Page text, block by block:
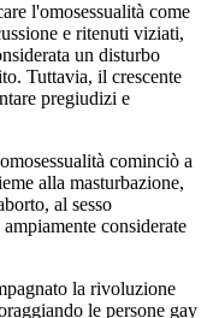
l'omosessualità come
e ritenuti viziati,
un disturbo
Tuttavia, il crescente
pregiudizi e
cominciò a
alla masturbazione,
al sesso
considerate
la rivoluzione
le persone gay